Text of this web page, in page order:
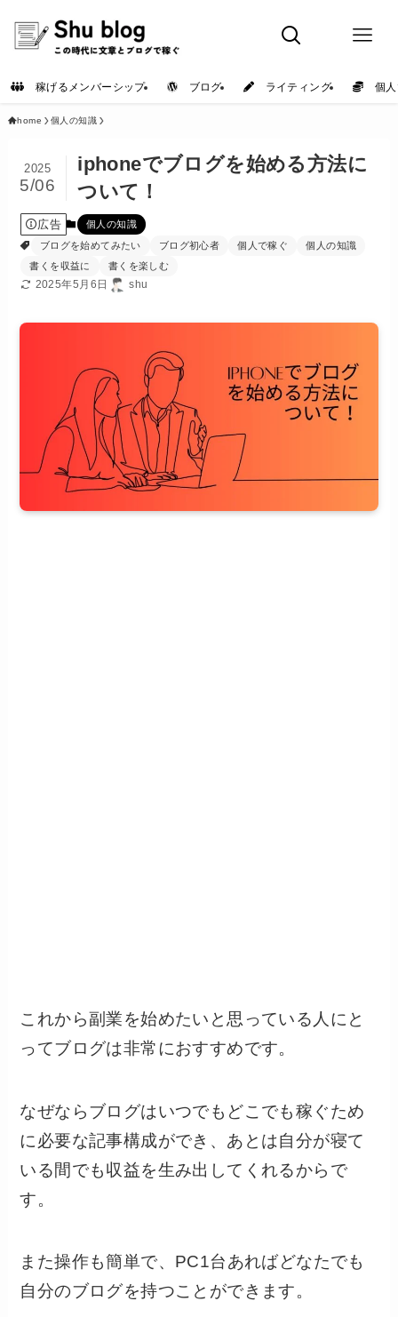
稼げるメンバーシップ ブログ ライティング 個人
home 個人の知識
iphoneでブログを始める方法に
ついて！
2025
5/06
広告
個人の知識
ブログを始めてみたい
ブログ初心者 個人で稼ぐ
個人の知識
書くを収益に
書くを楽しむ
2025年5月6日 shu
これから副業を始めたいと思っている人にと
ってブログは非常におすすめです。
なぜならブログはいつでもどこでも稼ぐため
に必要な記事構成ができ、あとは自分が寝て
いる間でも収益を生み出してくれるからで
す。
また操作も簡単で、PC1台あればどなたでも
自分のブログを持つことができます。